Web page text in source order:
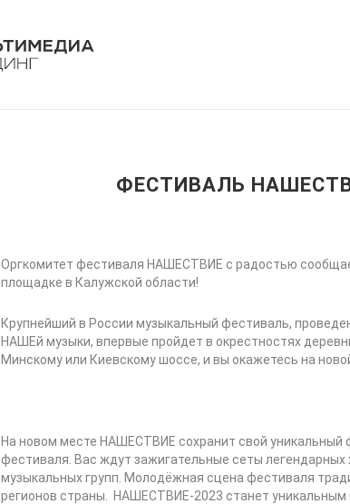
ФЕСТИВАЛЬ
Оргкомитет фестиваля НАШЕСТВИЕ с радостью
площадке в Калужской области!
Крупнейший в России музыкальный фестиваль,
НАШЕй музыки, впервые пройдет в окрестностях
Минскому или Киевскому шоссе, и вы окажетесь на
На новом месте НАШЕСТВИЕ сохранит свой
фестиваля. Вас ждут зажигательные сеты
музыкальных групп. Молодёжная сцена фестиваля
регионов страны. НАШЕСТВИЕ-2023 станет уникальным